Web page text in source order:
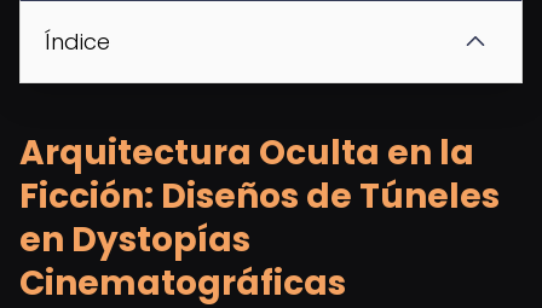
Índice
Arquitectura Oculta en la
Ficción: Diseños de Túneles
en Dystopías
Cinematográficas